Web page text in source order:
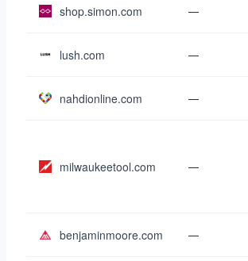
shop.simon.com —
lush.com —
nahdionline.com —
milwaukeetool.com —
benjaminmoore.com —